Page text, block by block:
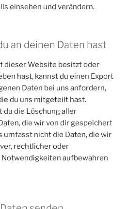
einsehen und verändern.
an deinen Daten hast
dieser Website besitzt oder
hast, kannst du einen Export
Daten bei uns anfordern,
du uns mitgeteilt hast.
du die Löschung aller
die wir von dir gespeichert
umfasst nicht die Daten, die wir
rechtlicher oder
aufbewahren